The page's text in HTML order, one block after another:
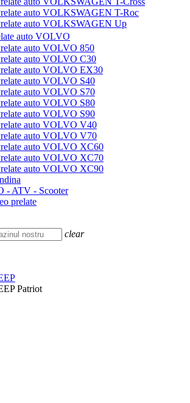
auto VOLKSWAGEN T-Roc
auto VOLKSWAGEN Up
auto VOLVO
auto VOLVO 850
auto VOLVO C30
auto VOLVO EX30
auto VOLVO S40
auto VOLVO S70
auto VOLVO S80
auto VOLVO S90
auto VOLVO V40
auto VOLVO V70
auto VOLVO XC60
auto VOLVO XC70
auto VOLVO XC90
- ATV - Scooter
prelate
clear
Patriot